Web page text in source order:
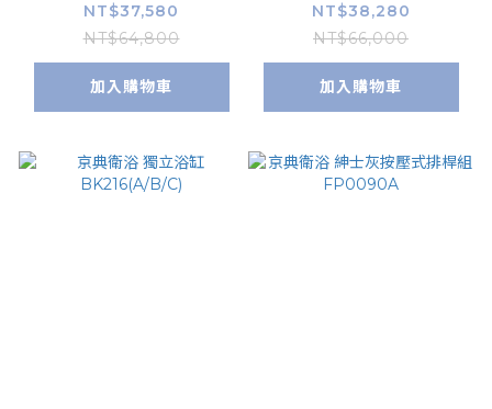
NT$37,580
NT$64,800
加入購物車
NT$38,280
NT$66,000
加入購物車